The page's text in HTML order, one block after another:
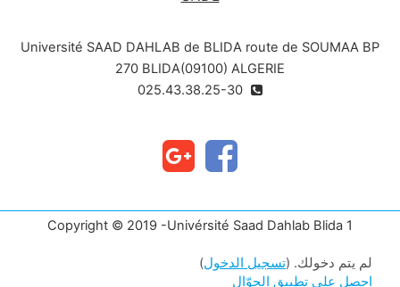
Université SAAD DAHLAB de BLIDA route de SOUMAA BP
270 BLIDA(09100) ALGERIE
Copyright © 2019 -Univérsité Saad Dahlab Blida 1
لم يتم دخولك. (تسجيل الدخول)
احصل على تطبيق الجوّال